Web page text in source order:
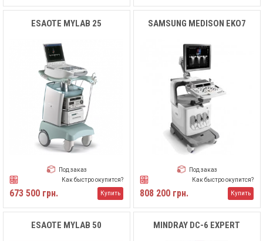
ESAOTE MYLAB 25
Под заказ
Как быстро окупится?
673 500 грн. Купить
SAMSUNG MEDISON EKO7
Под заказ
Как быстро окупится?
808 200 грн. Купить
ESAOTE MYLAB 50 MINDRAY DC-6 EXPERT